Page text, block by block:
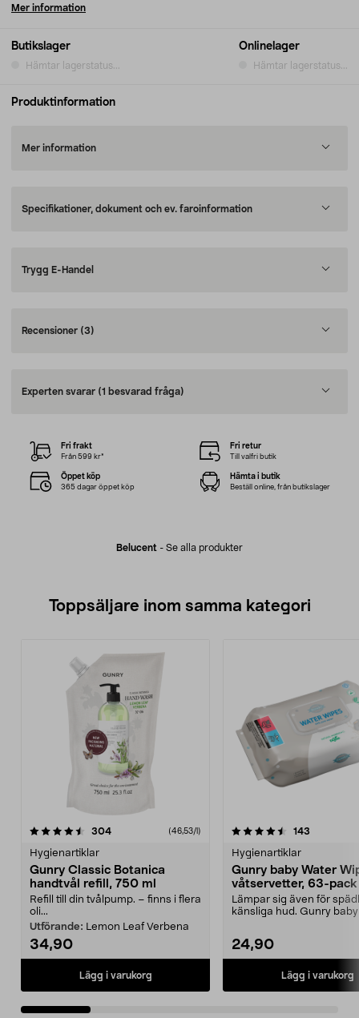
Butikslager
Hämtar lagerstatus...
Onlinelager
Hämtar lagerstatus...
Mer information
Produktinformation
Mer information
Specifikationer, dokument och ev. faroinformation
Trygg E-Handel
Recensioner (3)
Experten svarar (1 besvarad fråga)
Belucent - Se alla produkter
Fri frakt
Från 599 kr*
Fri retur
Till valfri butik
Öppet köp
365 dagar öppet köp
Hämta i butik
Beställ online, från butikslager
Toppsäljare inom samma kategori
304recensioner (46,53/l)
Hygienartiklar
Gunry Classic Botanica
handtvål refill, 750 ml
Refill till din tvålpump. – finns i flera
oli...
Utförande: Lemon Leaf Verbena
34,90
Lägg i varukorg
4.5 av 5 stjärnor 143
Hygienartiklar
Gunry baby Water
våtservetter, 63-pack
Lämpar sig även för
känsliga hud. Gunry
24,90
Lägg i varukorg
4.5 av 5 stjärnor